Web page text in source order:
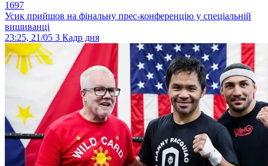
1697
Усик прийшов на фінальну прес-конференцію у спеціальній
вишиванці
23:25, 21/05 3 Кадр дня